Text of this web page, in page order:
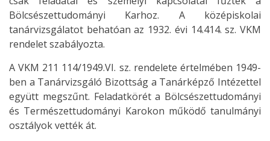
Bölcsészettudományi Karhoz. A középiskolai
tanárvizsgálatot behatóan az 1932. évi 14.414. sz. VKM
rendelet szabályozta.
A VKM 211 114/1949.VI. sz. rendelete értelmében 1949-
ben a Tanárvizsgáló Bizottság a Tanárképző Intézettel
együtt megszűnt. Feladatkörét a Bölcsészettudományi
és Természettudományi Karokon működő tanulmányi
osztályok vették át.